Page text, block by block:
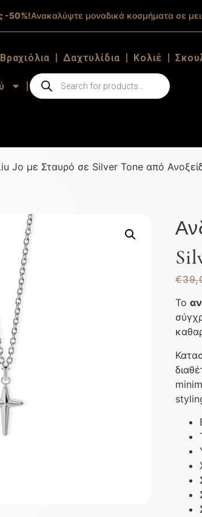
-50%!Ανακαλύψτε μοναδικά κοσμήματα σε
Βραχιόλια Δαχτυλίδια Κολιέ
Jo με Σταυρό σε Silver Tone από
€
Το